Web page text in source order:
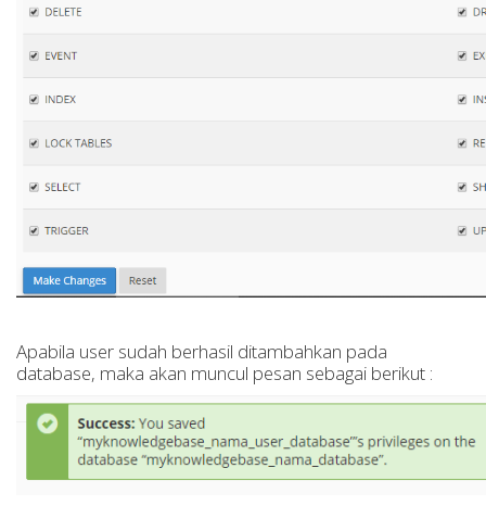
Apabila user sudah berhasil ditambahkan pada
database, maka akan muncul pesan sebagai berikut :